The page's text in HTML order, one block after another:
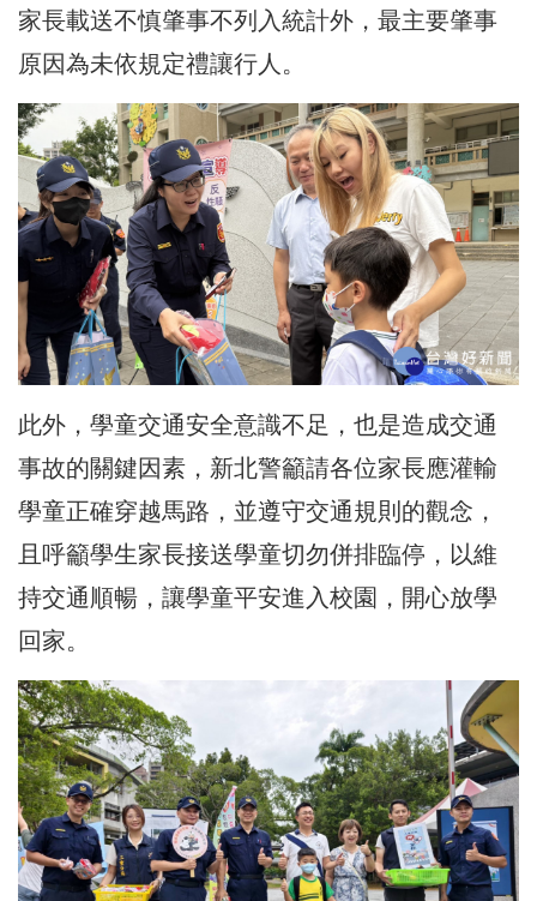
家長載送不慎肇事不列入統計外，最主要肇事
原因為未依規定禮讓行人。
此外， 學童交通安全意識不足，也是造成交通
事故的關鍵因素，新北警籲請各位家長應灌輸
學童正確穿越馬路，並遵守交通規則的觀念，
且呼籲學生家長接送學童切勿併排臨停，以維
持交通順暢，讓學童平安進入校園，開心放學
回家。